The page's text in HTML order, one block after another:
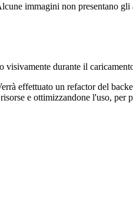
immagini non presentano
durante il
effettuato un refactor del
e ottimizzandone l'uso,